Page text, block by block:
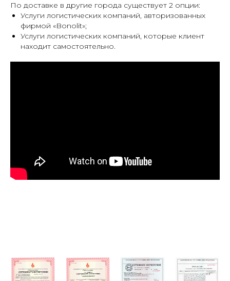
По доставке в другие города существует 2 опции:
Услуги логистических компаний, авторизованных
фирмой «Bonolit»;
Услуги логистических компаний, которые клиент
находит самостоятельно.